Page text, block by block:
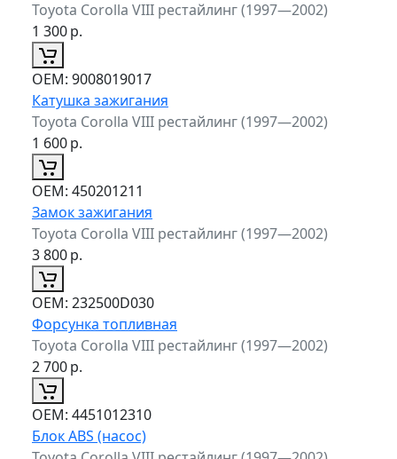
Toyota Corolla VIII рестайлинг (1997—2002)
1 300р.
ОЕМ: 9008019017
Катушка зажигания
Toyota Corolla VIII рестайлинг (1997—2002)
1 600р.
ОЕМ: 450201211
Замок зажигания
Toyota Corolla VIII рестайлинг (1997—2002)
3 800р.
ОЕМ: 232500D030
Форсунка топливная
Toyota Corolla VIII рестайлинг (1997—2002)
2 700р.
ОЕМ: 4451012310
Блок ABS (насос)